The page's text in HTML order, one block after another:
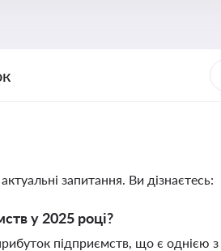
запитання. Ви дізнаєтесь:
у 2025 році?
підприємств, що є однією з